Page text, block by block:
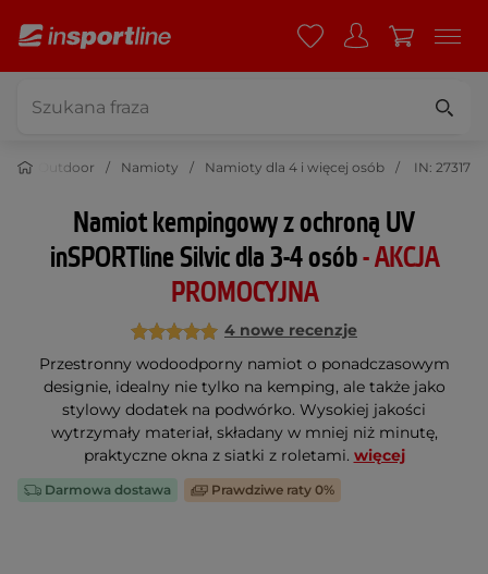
Outdoor Namioty Namioty dla 4 i więcej osób IN: 27317
Namiot kempingowy z ochroną UV
inSPORTline Silvic dla 3-4 osób- AKCJA
PROMOCYJNA
4 nowe recenzje
Przestronny wodoodporny namiot o ponadczasowym
designie, idealny nie tylko na kemping, ale także jako
stylowy dodatek na podwórko. Wysokiej jakości
wytrzymały materiał, składany w mniej niż minutę,
praktyczne okna z siatki z roletami. więcej
Darmowa dostawa Prawdziwe raty 0%